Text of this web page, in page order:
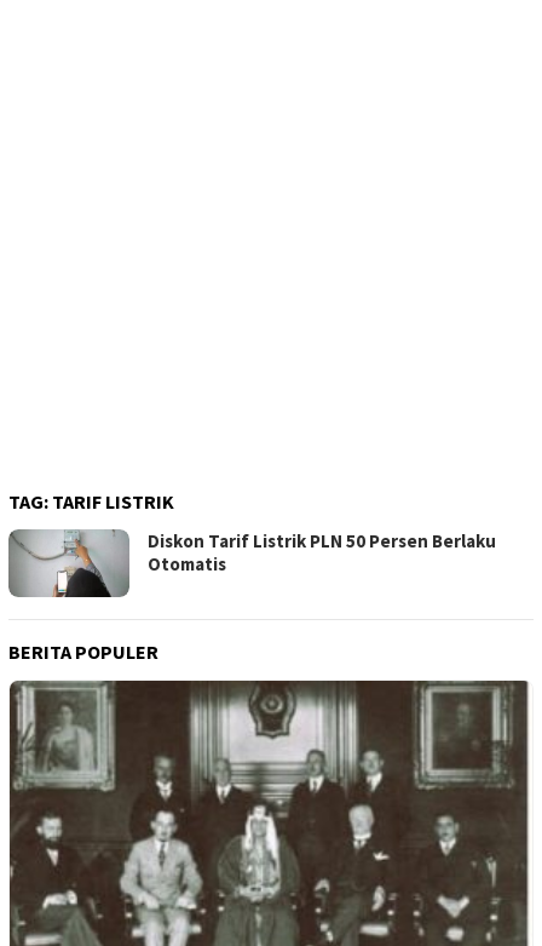
TAG: TARIF LISTRIK
Diskon Tarif Listrik PLN 50 Persen Berlaku
Otomatis
BERITA POPULER